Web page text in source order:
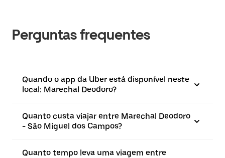
Perguntas frequentes
Quando o app da Uber está disponível neste
local: Marechal Deodoro?
Quanto custa viajar entre Marechal Deodoro
- São Miguel dos Campos?
Quanto tempo leva uma viagem entre